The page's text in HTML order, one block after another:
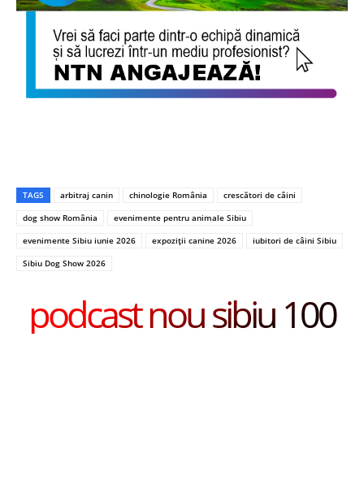
TAGS arbitraj canin chinologie România
crescători de câini
dog show România
evenimente pentru animale Sibiu
evenimente Sibiu iunie 2026
expoziții canine 2026
iubitori de câini Sibiu
Sibiu Dog Show 2026
podcast nou sibiu 100